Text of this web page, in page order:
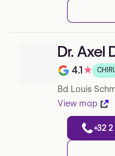
Dr. Axel
Note de 4.1
4.1★
Bd Louis
View map
+32